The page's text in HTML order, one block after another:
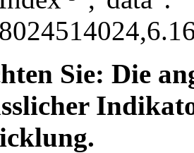
Sie: Die